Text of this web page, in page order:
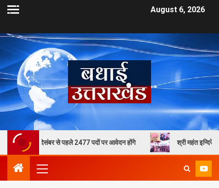
August 6, 2026
से पहले 2477 पदों पर आवेदन होंगे श्री महंत इन्दिरेश अस्पताल के